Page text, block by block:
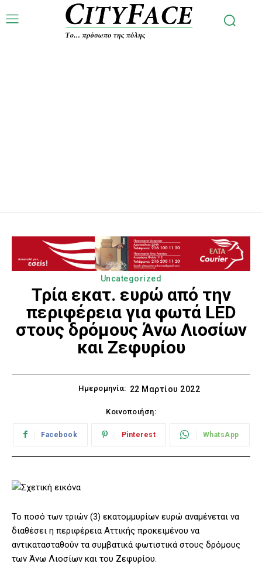
Uncategorized
Τρία εκατ. ευρώ από την
περιφέρεια για φωτά LED
στους δρόμους Άνω Λιοσίων
και Ζεφυρίου
Ημερομηνία: 22 Μαρτίου 2022
Κοινοποιήση:
Facebook Pinterest WhatsApp
Το ποσό των τριών (3) εκατομμυρίων ευρώ αναμένεται να
διαθέσει η περιφέρεια Αττικής προκειμένου να
αντικατασταθούν τα συμβατικά φωτιστικά στους δρόμους
των Άνω Λιοσίων και του Ζεφυρίου.